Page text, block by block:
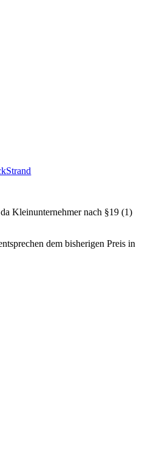
Kleinunternehmer nach §19 (1)
dem bisherigen Preis in